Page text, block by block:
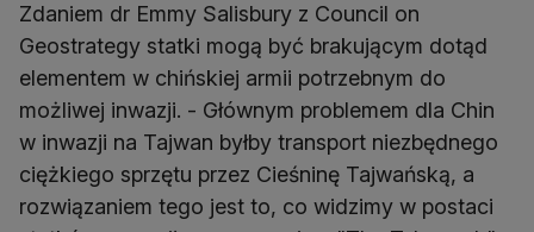
Zdaniem dr Emmy Salisbury z Council on
Geostrategy statki mogą być brakującym dotąd
elementem w chińskiej armii potrzebnym do
możliwej inwazji. - Głównym problemem dla Chin
w inwazji na Tajwan byłby transport niezbędnego
ciężkiego sprzętu przez Cieśninę Tajwańską, a
rozwiązaniem tego jest to, co widzimy w postaci